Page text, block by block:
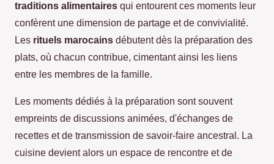
traditions alimentaires qui entourent ces moments leur
confèrent une dimension de partage et de convivialité.
Les rituels marocains débutent dès la préparation des
plats, où chacun contribue, cimentant ainsi les liens
entre les membres de la famille.
Les moments dédiés à la préparation sont souvent
empreints de discussions animées, d'échanges de
recettes et de transmission de savoir-faire ancestral. La
cuisine devient alors un espace de rencontre et de